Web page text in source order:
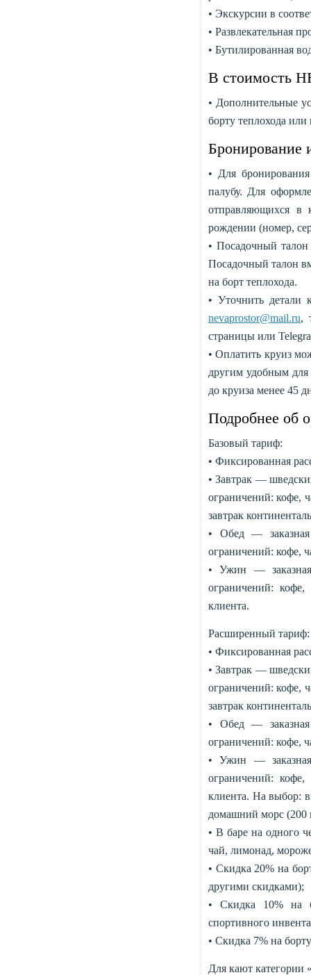
• Экскурсии в
• Развлекательная
• Бутилированная
В стоимость
• Дополнительные
борту теплохода
Бронирование
• Для
палубу. Для
отправляющихся в
рождении (номер,
• Посадочный
Посадочный талон
на борт теплохода.
• Уточнить детали
nevaprostor@mail.ru,
страницы или
• Оплатить круиз
другим удобным
до круиза менее 45
Подробнее об
Базовый тариф:
• Фиксированная
• Завтрак —
ограничений: кофе,
завтрак
• Обед —
ограничений: кофе,
• Ужин —
ограничений:
клиента.
Расширенный тариф:
• Фиксированная
• Завтрак —
ограничений: кофе,
завтрак
• Обед —
ограничений: кофе,
• Ужин —
ограничений:
клиента. На выбор:
домашний морс (200
• В баре на одного
чай, лимонад,
• Скидка 20% на
другими скидками);
• Скидка 10% на
спортивного
• Скидка 7% на
Для кают